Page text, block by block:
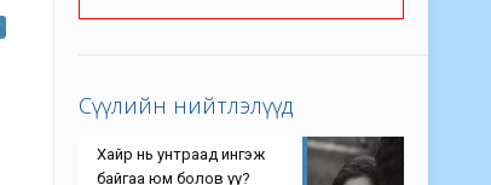
Сүүлийн нийтлэлүүд
Хайр нь унтраад ингэж
байгаа юм болов уу?